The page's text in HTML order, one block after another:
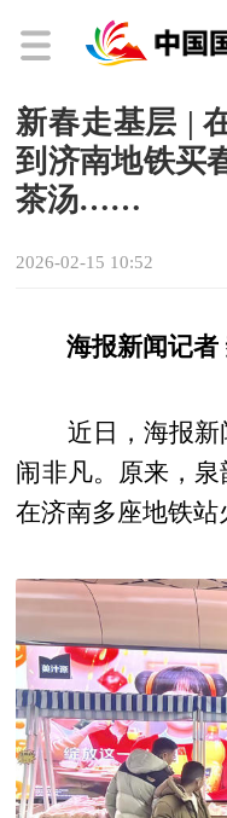
新春走基层 |
到济南地铁买
茶汤……
2026-02-15 10:52
海报新闻记者
近日，海报新
闹非凡。原来，
在济南多座地铁站